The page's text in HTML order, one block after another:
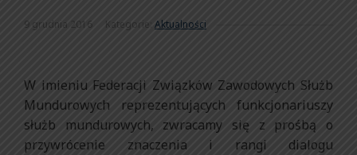
9 grudnia 2016 Kategorie: Aktualności
W imieniu Federacji Związków Zawodowych Służb
Mundurowych reprezentujących funkcjonariuszy
służb mundurowych, zwracamy się z prośbą o
przywrócenie znaczenia i rangi dialogu